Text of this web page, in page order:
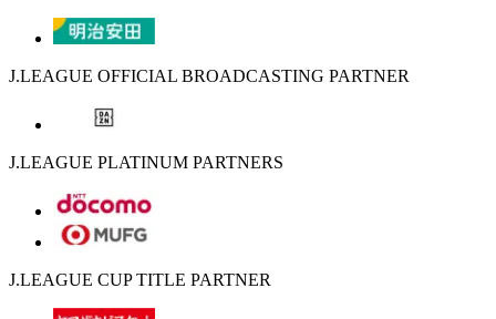
J.LEAGUE OFFICIAL BROADCASTING PARTNER
J.LEAGUE PLATINUM PARTNERS
J.LEAGUE CUP TITLE PARTNER